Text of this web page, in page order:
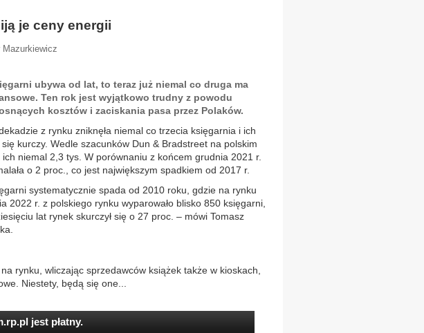
je ceny energii
ubywa od lat, to teraz już niemal co druga ma
Ten rok jest wyjątkowo trudny z powodu
kosztów i zaciskania pasa przez Polaków.
z rynku zniknęła niemal co trzecia księgarnia i ich
kurczy. Wedle szacunków Dun & Bradstreet na polskim
ich niemal 2,3 tys. W porównaniu z końcem grudnia 2021 r.
o 2 proc., co jest największym spadkiem od 2017 r.
systematycznie spada od 2010 roku, gdzie na rynku
2022 r. z polskiego rynku wyparowało blisko 850 księgarni,
lat rynek skurczył się o 27 proc. – mówi Tomasz
rynku, wliczając sprzedawców książek także w kioskach,
Niestety, będą się one...
jest płatny.